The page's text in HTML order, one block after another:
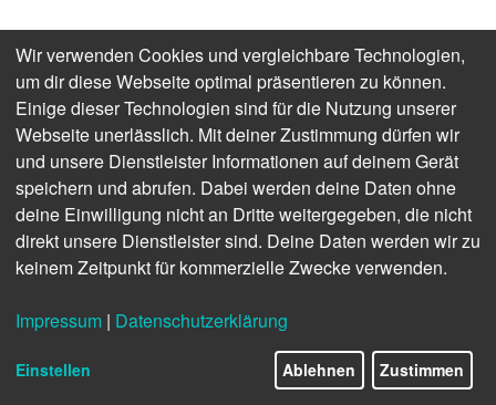
Hype und Handwerk liegt oft nur ein schmaler Grat.
Carolin Stäudle führt die Stäudle GmbH in Öhringen
in fünfter Generation und hat dabei einen
pragmatischen Weg gefunden: Digitalisierung nicht
als Heilsversprechen, sondern als kontinuierliche
Optimierung verstehen. 40 % weniger Aufwand in
der Auftragssachbearbeitung durch viele kleine
Projekte statt eines großen Wurfs. Pilotprojekte, die
Mitarbeitende mitnehmen, statt sie zu überrollen.
manchmal wichtiger ist als die nächste KI-
Anwendung. Im Gespräch erklärt die
Geschäftsführerin des Etikettenherstellers, warum
Wir verwenden Cookies und vergleichbare Technologien,
um dir diese Webseite optimal präsentieren zu können.
Einige dieser Technologien sind für die Nutzung unserer
Webseite unerlässlich. Mit deiner Zustimmung dürfen wir
und unsere Dienstleister Informationen auf deinem Gerät
speichern und abrufen. Dabei werden deine Daten ohne
deine Einwilligung nicht an Dritte weitergegeben, die nicht
direkt unsere Dienstleister sind. Deine Daten werden wir zu
keinem Zeitpunkt für kommerzielle Zwecke verwenden.
Impressum | Datenschutzerklärung
Einstellen Ablehnen Zustimmen